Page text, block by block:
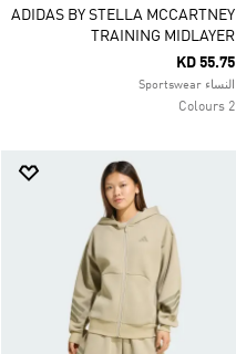
ADIDAS BY STELLA MCCARTNEY
TRAINING MIDLAYER
KD 55.75
النساء Sportswear
2 Colours